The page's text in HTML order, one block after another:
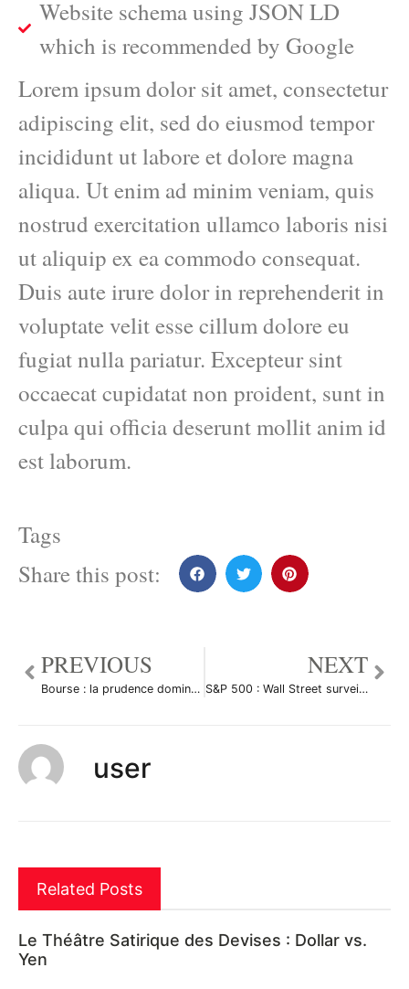
Website schema using JSON LD
which is recommended by Google
Lorem ipsum dolor sit amet, consectetur
adipiscing elit, sed do eiusmod tempor
incididunt ut labore et dolore magna
aliqua. Ut enim ad minim veniam, quis
nostrud exercitation ullamco laboris nisi
ut aliquip ex ea commodo consequat.
Duis aute irure dolor in reprehenderit in
voluptate velit esse cillum dolore eu
fugiat nulla pariatur. Excepteur sint
occaecat cupidatat non proident, sunt in
culpa qui officia deserunt mollit anim id
est laborum.
Tags
Share this post:
PREVIOUS
Bourse : la prudence domine sur les marchés par Joris Zanna
NEXT
S&P 500 : Wall Street surveille la BCE en attendant l’IPC par Valentin Aufrand
user
Related Posts
Le Théâtre Satirique des Devises : Dollar vs.
Yen